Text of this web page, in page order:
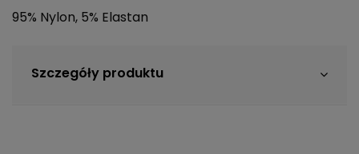
95% Nylon, 5% Elastan
Szczegóły produktu